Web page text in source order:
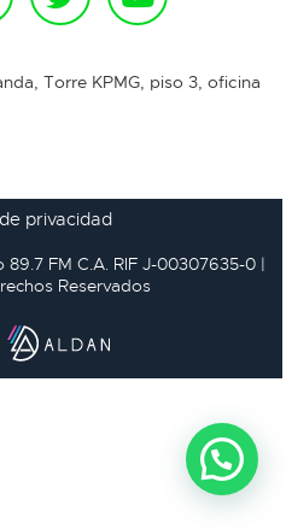
Torre KPMG, piso 3, oficina
privacidad
FM C.A. RIF J-00307635-0 |
Reservados